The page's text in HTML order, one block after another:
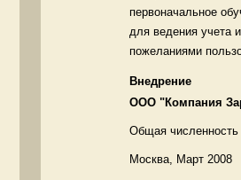
первоначальное
для ведения учета
пожеланиями
Внедрение
ООО "Компания
Общая численность
Москва, Март 2008